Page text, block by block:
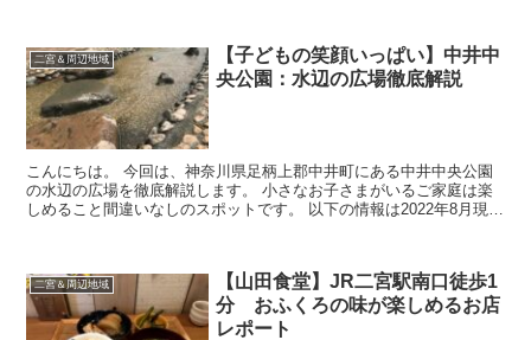
二宮＆周辺地域
【子どもの笑顔いっぱい】中井中
央公園：水辺の広場徹底解説
こんにちは。 今回は、神奈川県足柄上郡中井町にある中井中央公園
の水辺の広場を徹底解説します。 小さなお子さまがいるご家庭は楽
しめること間違いなしのスポットです。 以下の情報は2022年8月現在
二宮＆周辺地域
【山田食堂】JR二宮駅南口徒歩1
分 おふくろの味が楽しめるお店
レポート